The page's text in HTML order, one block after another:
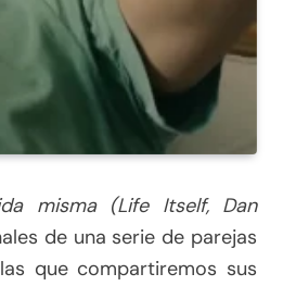
misma (Life Itself, Dan
de una serie de parejas
que compartiremos sus